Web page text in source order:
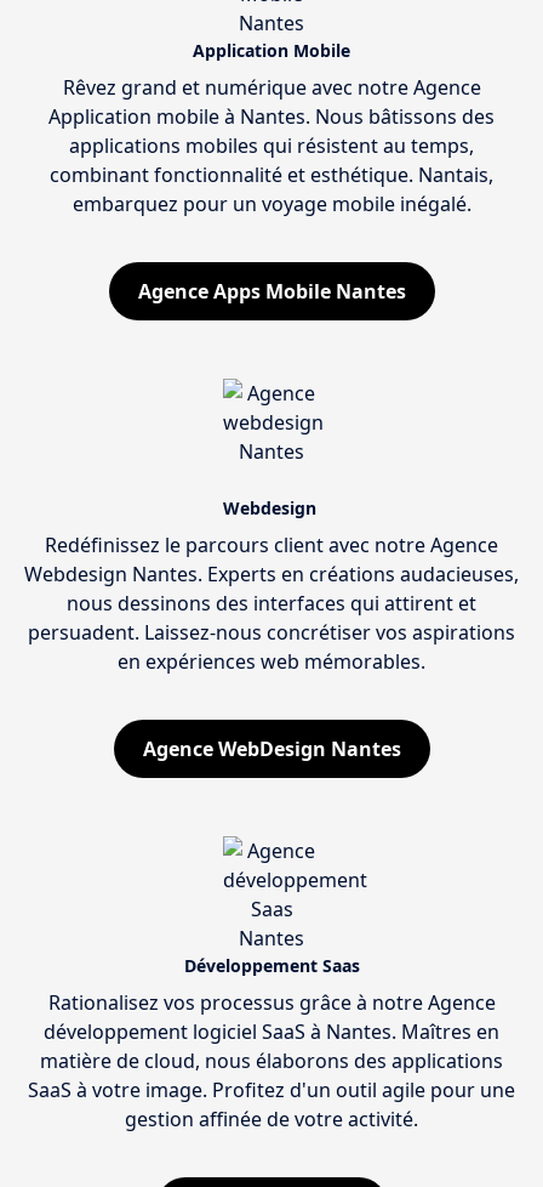
Application Mobile
Rêvez grand et numérique avec notre Agence
Application mobile à Nantes. Nous bâtissons des
applications mobiles qui résistent au temps,
combinant fonctionnalité et esthétique. Nantais,
embarquez pour un voyage mobile inégalé.
Agence Apps Mobile Nantes
Webdesign
Redéfinissez le parcours client avec notre Agence
Webdesign Nantes. Experts en créations audacieuses,
nous dessinons des interfaces qui attirent et
persuadent. Laissez-nous concrétiser vos aspirations
en expériences web mémorables.
Agence WebDesign Nantes
Développement Saas
Rationalisez vos processus grâce à notre Agence
développement logiciel SaaS à Nantes. Maîtres en
matière de cloud, nous élaborons des applications
SaaS à votre image. Profitez d'un outil agile pour une
gestion affinée de votre activité.